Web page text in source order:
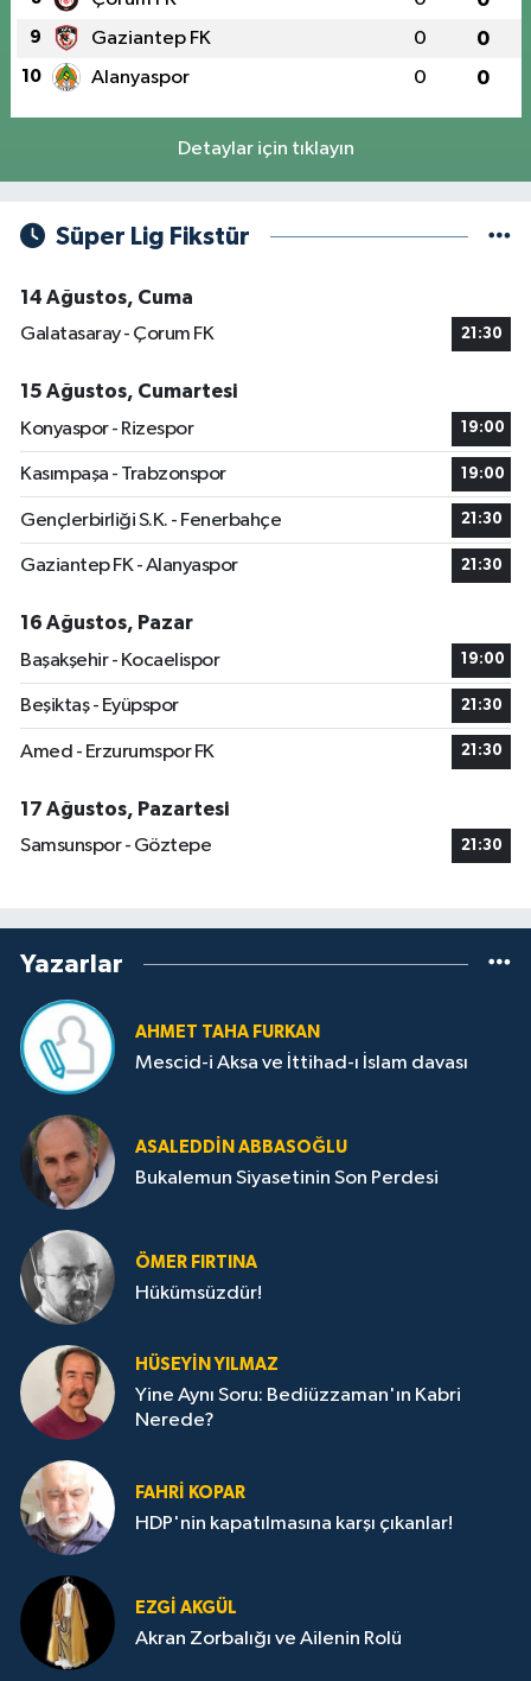
9 Gaziantep FK 0 0
10 Alanyaspor 0 0
Detaylar için tıklayın
Süper Lig Fikstür
14 Ağustos, Cuma
Galatasaray - Çorum FK
21:30
15 Ağustos, Cumartesi
Konyaspor - Rizespor
19:00
Kasımpaşa - Trabzonspor 19:00
Gençlerbirliği S.K. - Fenerbahçe 21:30
Gaziantep FK - Alanyaspor 21:30
16 Ağustos, Pazar
Başakşehir - Kocaelispor
19:00
Beşiktaş - Eyüpspor 21:30
Amed - Erzurumspor FK 21:30
17 Ağustos, Pazartesi
Samsunspor - Göztepe
21:30
Yazarlar
AHMET TAHA FURKAN
Mescid-i Aksa ve İttihad-ı İslam davası
ASALEDDIN ABBASOĞLU
Bukalemun Siyasetinin Son Perdesi
ÖMER FIRTINA
Hükümsüzdür!
HÜSEYIN YILMAZ
Yine Aynı Soru: Bediüzzaman'ın Kabri
Nerede?
FAHRI KOPAR
HDP'nin kapatılmasına karşı çıkanlar!
EZGI AKGÜL
Akran Zorbalığı ve Ailenin Rolü